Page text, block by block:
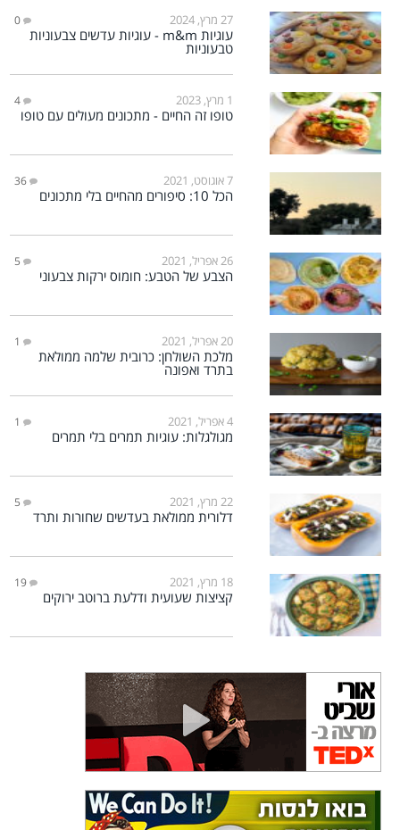
27 מרץ, 2024 0
עוגיות m&m - עוגיות עדשים צבעוניות
טבעוניות
1 מרץ, 2023 4
טופו זה החיים - מתכונים מעולים עם טופו
7 אוגוסט, 2021 36
הכל 10: סיפורים מהחיים בלי מתכונים
26 אפריל, 2021 5
הצבע של הטבע: חומוס ירקות צבעוני
20 אפריל, 2021 1
מלכת השולחן: כרובית שלמה ממולאת
בתרד ואפונה
4 אפריל, 2021 1
מגולגלות: עוגיות תמרים בלי תמרים
22 מרץ, 2021 5
דלורית ממולאת בעדשים שחורות ותרד
18 מרץ, 2021 19
קציצות שעועית ודלעת ברוטב ירוקים